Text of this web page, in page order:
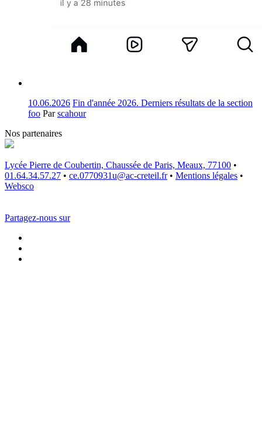
10.06.2026 Fin d'année 2026. Derniers résultats de la section
foo Parscahour
Nos partenaires
Lycée Pierre de Coubertin, Chaussée de Paris, Meaux, 77100 •
01.64.34.57.27 • ce.0770931u@ac-creteil.fr • Mentions légales •
Websco
Partagez-nous sur